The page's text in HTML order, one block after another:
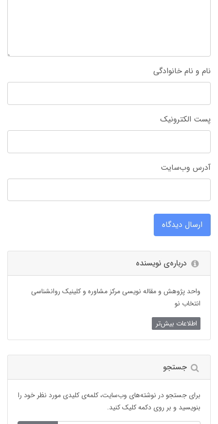
نام و نام خانوادگی
پست الکترونیک
آدرس وب‌سایت
ارسال دیدگاه
درباره‌ی نویسنده
واحد پژوهش و مقاله نویسی مرکز مشاوره و کلینیک روانشناسی
انتخاب نو
اطلاعات بیش‌تر
جستجو
برای جستجو در نوشته‌های وب‌سایت، کلمه‌ی کلیدی مورد نظر خود را
بنویسید و بر روی دکمه کلیک کنید.